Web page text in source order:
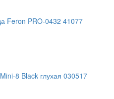
Feron PRO-0432 41077
8 Black глухая 030517